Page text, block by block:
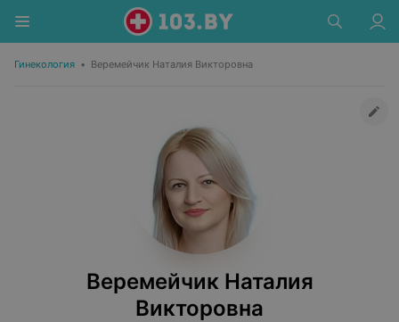
Гинекология • Веремейчик Наталия Викторовна
Веремейчик Наталия
Викторовна